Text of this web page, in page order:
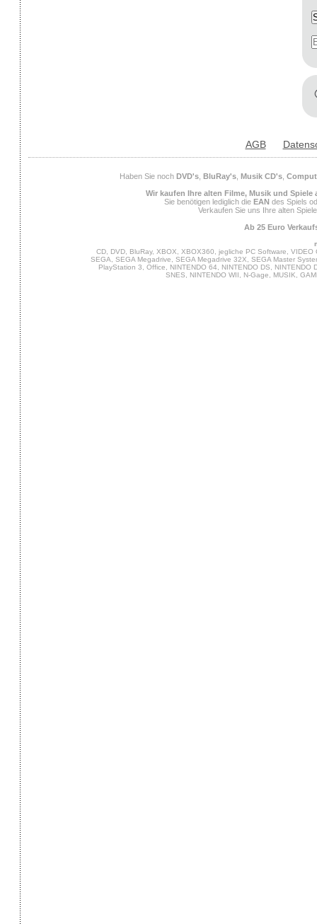
AGB
Haben Sie noch DVD's, BluRay's, Musik CD's,
Wir kaufen Ihre alten Filme, Musik und Spiele
Sie benötigen lediglich die EAN des Spiels
Verkaufen Sie uns Ihre alten
Ab 25 Euro
CD, DVD, BluRay, XBOX, XBOX360, jegliche PC Software,
SEGA, SEGA Megadrive, SEGA Megadrive 32X, SEGA Master
PlayStation 3, Office, NINTENDO 64, NINTENDO DS,
SNES, NINTENDO WII, N-Gage, MUSIK,